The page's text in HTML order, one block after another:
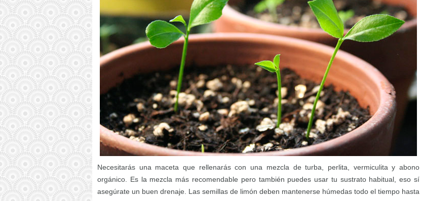
Necesitarás una maceta que rellenarás con una mezcla de turba, perlita, vermiculita y abono
orgánico. Es la mezcla más recomendable pero también puedes usar tu sustrato habitual, eso sí
asegúrate un buen drenaje. Las semillas de limón deben mantenerse húmedas todo el tiempo hasta